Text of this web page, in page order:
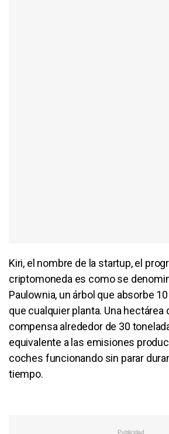
Kiri, el nombre de la startup, el
criptomoneda es como se
Paulownia, un árbol que absorbe
que cualquier planta. Una hectárea
compensa alrededor de 30
equivalente a las emisiones
coches funcionando sin parar
tiempo.